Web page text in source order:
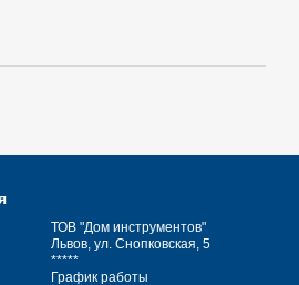
ТОВ "Дом инструментов"
Львов, ул. Снопковская, 5
*****
График работы